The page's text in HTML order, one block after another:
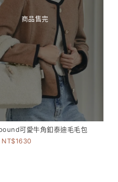
商品售完
可愛牛角釦泰迪毛毛包
1630